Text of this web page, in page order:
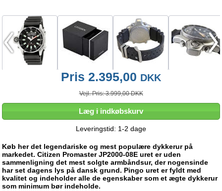
Pris 2.395,00 DKK
Vejl. Pris: 3.999,00 DKK
Læg i indkøbskurv
Leveringstid: 1-2 dage
Køb her det legendariske og mest populære dykkerur på
markedet. Citizen Promaster JP2000-08E uret er uden
sammenligning det mest solgte armbåndsur, der nogensinde
har set dagens lys på dansk grund. Pingo uret er fyldt med
kvalitet og indeholder alle de egenskaber som et ægte dykkerur
som minimum bør indeholde.